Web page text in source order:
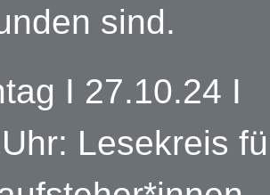
sind.
I 27.10.24 I
Lesekreis